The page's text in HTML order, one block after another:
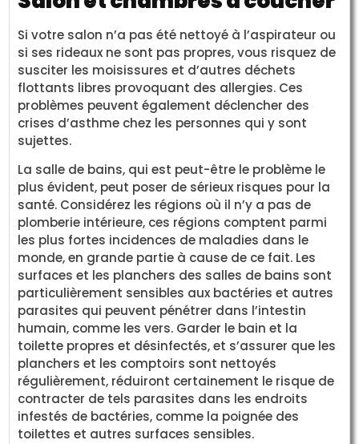
Si votre salon n’a pas été nettoyé à l’aspirateur ou
si ses rideaux ne sont pas propres, vous risquez de
susciter les moisissures et d’autres déchets
flottants libres provoquant des allergies. Ces
problèmes peuvent également déclencher des
crises d’asthme chez les personnes qui y sont
sujettes.
La salle de bains, qui est peut-être le problème le
plus évident, peut poser de sérieux risques pour la
santé. Considérez les régions où il n’y a pas de
plomberie intérieure, ces régions comptent parmi
les plus fortes incidences de maladies dans le
monde, en grande partie à cause de ce fait. Les
surfaces et les planchers des salles de bains sont
particulièrement sensibles aux bactéries et autres
parasites qui peuvent pénétrer dans l’intestin
humain, comme les vers. Garder le bain et la
toilette propres et désinfectés, et s’assurer que les
planchers et les comptoirs sont nettoyés
régulièrement, réduiront certainement le risque de
contracter de tels parasites dans les endroits
infestés de bactéries, comme la poignée des
toilettes et autres surfaces sensibles.